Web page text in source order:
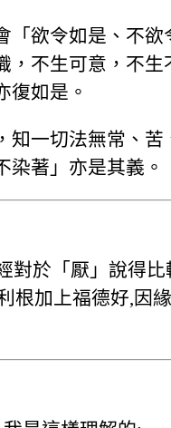
「欲令如是、不欲
，不生可意，不生
復如是。
知一切法無常、
染著」亦是其義。
對於「厭」說得比
根加上福德好,因